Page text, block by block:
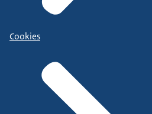
Cookies